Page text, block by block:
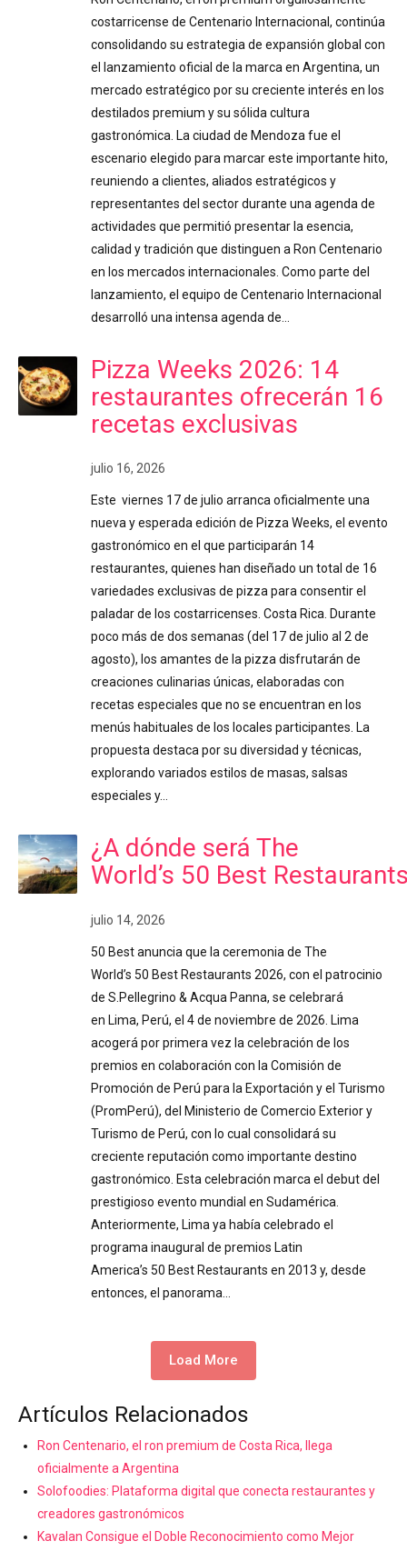
costarricense de Centenario Internacional, continúa
consolidando su estrategia de expansión global con
el lanzamiento oficial de la marca en Argentina, un
mercado estratégico por su creciente interés en los
destilados premium y su sólida cultura
gastronómica. La ciudad de Mendoza fue el
escenario elegido para marcar este importante hito,
reuniendo a clientes, aliados estratégicos y
representantes del sector durante una agenda de
actividades que permitió presentar la esencia,
calidad y tradición que distinguen a Ron Centenario
en los mercados internacionales. Como parte del
lanzamiento, el equipo de Centenario Internacional
desarrolló una intensa agenda de…
Pizza Weeks 2026: 14
restaurantes ofrecerán 16
recetas exclusivas
julio 16, 2026
Este viernes 17 de julio arranca oficialmente una
nueva y esperada edición de Pizza Weeks, el evento
gastronómico en el que participarán 14
restaurantes, quienes han diseñado un total de 16
variedades exclusivas de pizza para consentir el
paladar de los costarricenses. Costa Rica. Durante
poco más de dos semanas (del 17 de julio al 2 de
agosto), los amantes de la pizza disfrutarán de
creaciones culinarias únicas, elaboradas con
recetas especiales que no se encuentran en los
menús habituales de los locales participantes. La
propuesta destaca por su diversidad y técnicas,
explorando variados estilos de masas, salsas
especiales y…
¿A dónde será The
World’s 50 Best
julio 14, 2026
50 Best anuncia que la ceremonia de The
World’s 50 Best Restaurants 2026, con el patrocinio
de S.Pellegrino & Acqua Panna, se celebrará
en Lima, Perú, el 4 de noviembre de 2026. Lima
acogerá por primera vez la celebración de los
premios en colaboración con la Comisión de
Promoción de Perú para la Exportación y el Turismo
(PromPerú), del Ministerio de Comercio Exterior y
Turismo de Perú, con lo cual consolidará su
creciente reputación como importante destino
gastronómico. Esta celebración marca el debut del
prestigioso evento mundial en Sudamérica.
Anteriormente, Lima ya había celebrado el
programa inaugural de premios Latin
America’s 50 Best Restaurants en 2013 y, desde
entonces, el panorama…
Load More
Artículos Relacionados
Ron Centenario, el ron premium de Costa Rica, llega
oficialmente a Argentina
Solofoodies: Plataforma digital que conecta restaurantes y
creadores gastronómicos
Kavalan Consigue el Doble Reconocimiento como Mejor